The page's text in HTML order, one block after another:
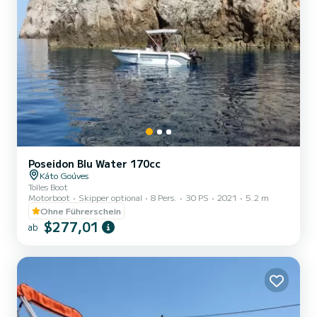
Poseidon Blu Water 170cc
Káto Goúves
Tolles Boot
Motorboot
Skipper optional 8 Pers. 30 PS 2021
5.2 m
Ohne Führerschein
ab $277,01